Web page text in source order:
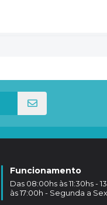
Funcionamento
Das 08:00hs às 11:30hs -
às 17:00h - Segunda a